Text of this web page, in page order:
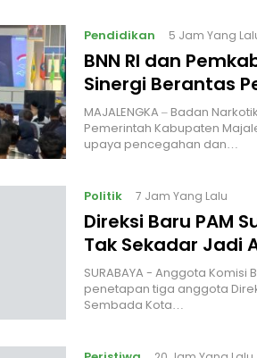
Pendidikan 5 Jam Yang
BNN RI dan
Sinergi Berantas
MAJALENGKA – Badan
Pemerintah Kabupaten
upaya pencegahan dan…
Politik 7 Jam Yang Lalu
Direksi Baru PAM
Tak Sekadar Jadi
‎SURABAYA - Anggota Komisi
penetapan tiga anggota
Sembada Kota…